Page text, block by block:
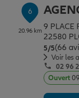
6
20.96 km 9 PLACE
22580
5/5Note de 5
(66
Voir les
02 96
Ouvert